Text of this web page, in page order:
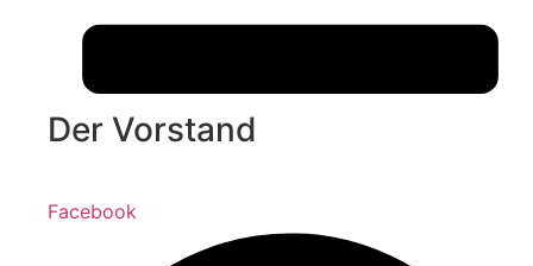
Der Vorstand
Facebook